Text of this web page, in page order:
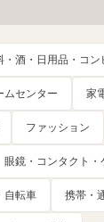
・酒・日用品・コン
ムセンター 家
ファッション
眼鏡・コンタクト・
自転車 携帯・